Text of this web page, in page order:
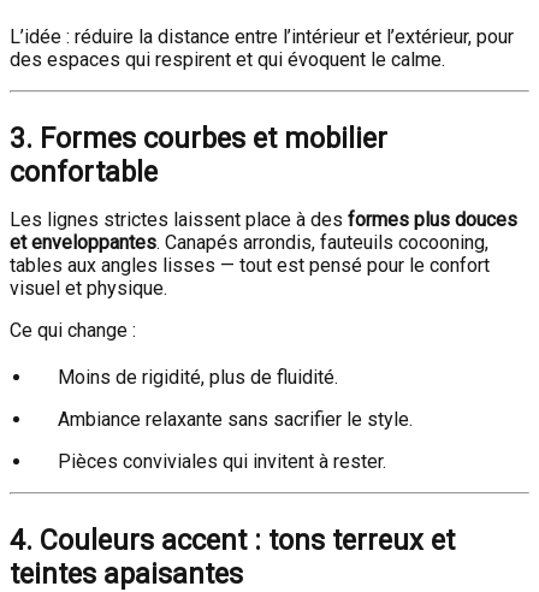
L’idée : réduire la distance entre l’intérieur et l’extérieur, pour
des espaces qui respirent et qui évoquent le calme.
3. Formes courbes et mobilier
confortable
Les lignes strictes laissent place à des formes plus douces
et enveloppantes. Canapés arrondis, fauteuils cocooning,
tables aux angles lisses — tout est pensé pour le confort
visuel et physique.
Ce qui change :
Moins de rigidité, plus de fluidité.
Ambiance relaxante sans sacrifier le style.
Pièces conviviales qui invitent à rester.
4. Couleurs accent : tons terreux et
teintes apaisantes